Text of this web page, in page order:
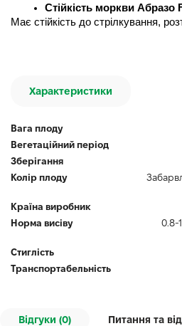
Стійкість моркви Абразо
Має стійкість до стрілкування,
Характеристики
Вага плоду
Вегетаційний період
Зберігання
Колір плоду
Країна виробник
Норма висіву
0.8-
Стиглість
Транспортабельність
Відгуки (0) Питання та